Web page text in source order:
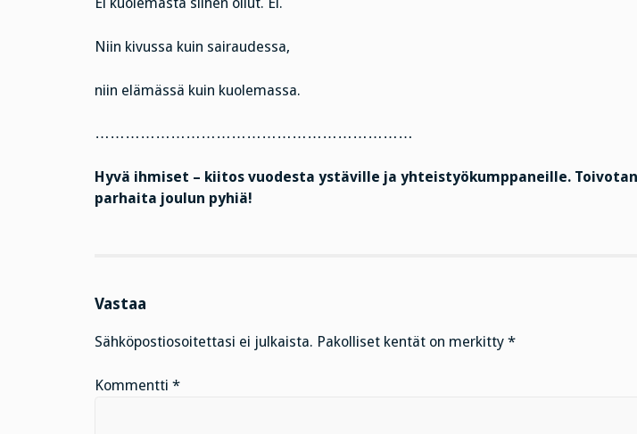
Niin kivussa kuin sairaudessa,
niin elämässä kuin kuolemassa.
………………………………………………………
Hyvä ihmiset – kiitos vuodesta ystäville ja yhteistyökumppaneille.
parhaita joulun pyhiä!
Vastaa
Sähköpostiosoitettasi ei julkaista. Pakolliset kentät on merkitty *
Kommentti *